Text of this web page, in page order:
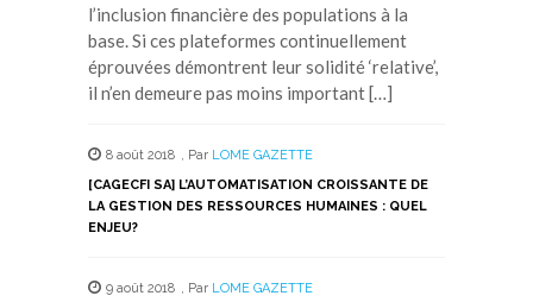
l’inclusion financière des populations à la
base. Si ces plateformes continuellement
éprouvées démontrent leur solidité ‘relative’,
il n’en demeure pas moins important […]
8 août 2018 , Par LOME GAZETTE
[CAGECFI SA] L’AUTOMATISATION CROISSANTE DE
LA GESTION DES RESSOURCES HUMAINES : QUEL
ENJEU?
9 août 2018 , Par LOME GAZETTE